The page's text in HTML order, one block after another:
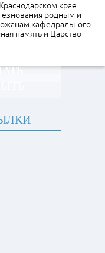
крае
родным и
кафедрального
память и Царство